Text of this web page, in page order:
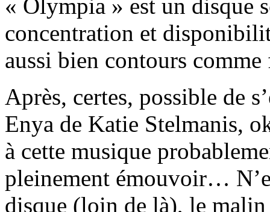
« Olympia » est un disque
concentration et
aussi bien contours comme
Après, certes, possible de
Enya de Katie Stelmanis,
à cette musique
pleinement émouvoir…
disque (loin de là), le